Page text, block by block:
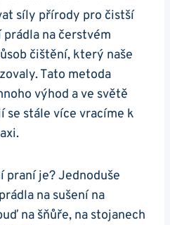
síly přírody pro čistší
na čerstvém
čištění, který naše
Tato metoda
výhod a ve světě
stále ‍více vracíme k
praní⁣ je? Jednoduše
na sušení ⁢na
na šňůře, na stojanech